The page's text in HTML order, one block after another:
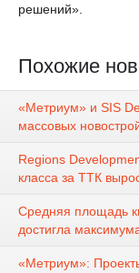
решений».
Похожие
«Метриум» и SIS
массовых
Regions
класса за ТТК
Средняя площадь
достигла
«Метриум»: